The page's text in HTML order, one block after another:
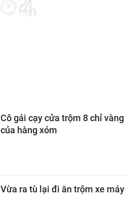
Cô gái cạy cửa trộm 8 chỉ vàng
của hàng xóm
Vừa ra tù lại đi ăn trộm xe máy